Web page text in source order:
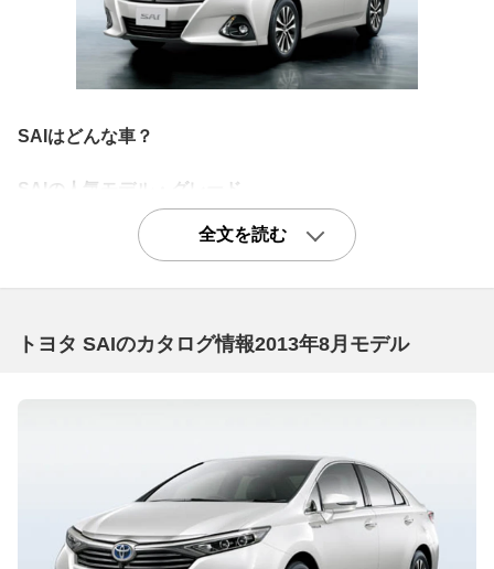
SAIはどんな車？
SAIの人気モデル・グレード
HDDナビも標準の基本グレード「S」
SAIの中でもベーシックなグレードとなるのがS。しかし
ハイブリッド高級セダンらしく、ベーシックグレードなが
イトやHDDナビゲーションシステム、地デジTV、運転席
立温度調節式エアコン、クルーズコントロールも備わって
ではありません。他にもレーンキープアシストやプリクラ
ッシュ・セーフティシステムなども装備されませんが、サ
イドやニー、カーテンも含む7エアバッグが標準装備され
ているなど、現代の基準でも最低限の安全機能は備わって
います。普通に使用する分にはまったく不満のない装備内
全文を読む
トヨタ SAIのカタログ情報2013年8月モデル